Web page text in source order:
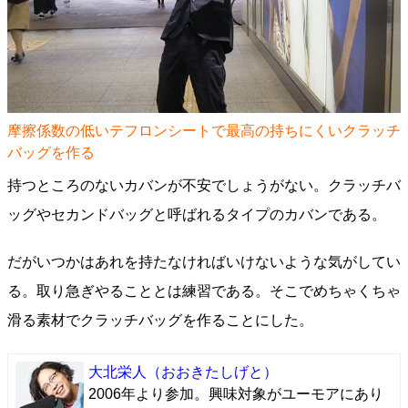
摩擦係数の低いテフロンシートで最高の持ちにくいクラッチ
バッグを作る
持つところのないカバンが不安でしょうがない。クラッチバ
ッグやセカンドバッグと呼ばれるタイプのカバンである。
だがいつかはあれを持たなければいけないような気がしてい
る。取り急ぎやることとは練習である。そこでめちゃくちゃ
滑る素材でクラッチバッグを作ることにした。
大北栄人
（おおきたしげと）
2006年より参加。興味対象がユーモアにあり